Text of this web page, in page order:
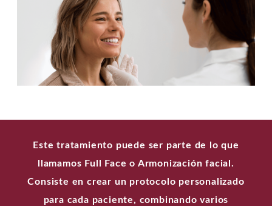
Este tratamiento puede ser parte de lo que
llamamos Full Face o Armonización facial.
Consiste en crear un protocolo personalizado
para cada paciente, combinando varios